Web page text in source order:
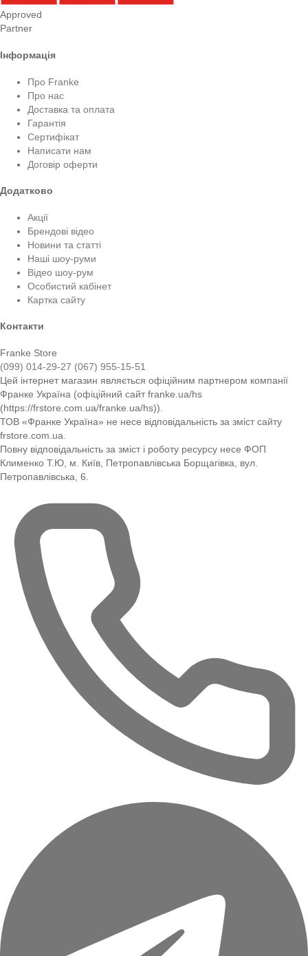
Approved
Partner
Інформація
Про Franke
Про нас
Доставка та оплата
Гарантія
Сертифікат
Написати нам
Договір оферти
Додатково
Акції
Брендові відео
Новини та статті
Наші шоу-руми
Відео шоу-рум
Особистий кабінет
Картка сайту
Контакти
Franke Store
(099) 014-29-27 (067) 955-15-51
Цей інтернет магазин являється офіційним партнером компанії
Франке Україна (офіційний сайт franke.ua/hs
(https://frstore.com.ua/franke.ua/hs)).
ТОВ «Франке Україна» не несе відповідальність за зміст сайту
frstore.com.ua.
Повну відповідальність за зміст і роботу ресурсу несе ФОП
Клименко Т.Ю, м. Київ, Петропавлівська Борщагівка, вул.
Петропавлівська, 6.